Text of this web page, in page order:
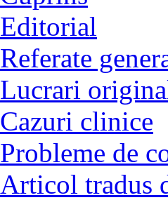
Editorial
Referate
Lucrari
Cazuri clinice
Probleme de
Articol tradus